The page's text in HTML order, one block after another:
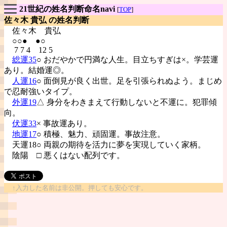
21世紀の姓名判断命名navi [TOP]
佐々木 貴弘 の姓名判断
佐々木 貴弘
○○● ●○
7 7 4 12 5
総運35○ おだやかで円満な人生。目立ちすぎは×。学芸運
あり。結婚運◎。
人運16○ 面倒見が良く出世。足を引張られぬよう。まじめ
で忍耐強いタイプ。
外運19△ 身分をわきまえて行動しないと不運に。犯罪傾
向。
伏運33× 事故運あり。
地運17○ 積極、魅力、頑固運。事故注意。
天運18○ 両親の期待を活力に夢を実現していく家柄。
陰陽 □ 悪くはない配列です。
↑入力した名前は非公開。押しても安心です。